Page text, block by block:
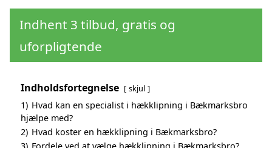
Indhent 3 tilbud, gratis og
uforpligtende
Indholdsfortegnelse skjul
1) Hvad kan en specialist i hækklipning i Bækmarksbro
hjælpe med?
2) Hvad koster en hækklipning i Bækmarksbro?
3) Fordele ved at vælge hækklipning i Bækmarksbro?